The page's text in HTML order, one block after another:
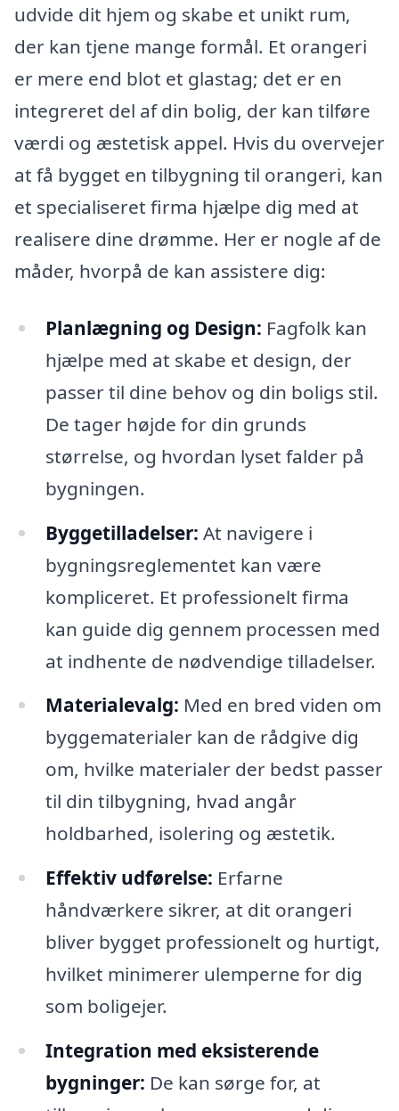
udvide dit hjem og skabe et unikt rum,
der kan tjene mange formål. Et orangeri
er mere end blot et glastag; det er en
integreret del af din bolig, der kan tilføre
værdi og æstetisk appel. Hvis du overvejer
at få bygget en tilbygning til orangeri, kan
et specialiseret firma hjælpe dig med at
realisere dine drømme. Her er nogle af de
måder, hvorpå de kan assistere dig:
Planlægning og Design: Fagfolk kan
hjælpe med at skabe et design, der
passer til dine behov og din boligs stil.
De tager højde for din grunds
størrelse, og hvordan lyset falder på
bygningen.
Byggetilladelser: At navigere i
bygningsreglementet kan være
kompliceret. Et professionelt firma
kan guide dig gennem processen med
at indhente de nødvendige tilladelser.
Materialevalg: Med en bred viden om
byggematerialer kan de rådgive dig
om, hvilke materialer der bedst passer
til din tilbygning, hvad angår
holdbarhed, isolering og æstetik.
Effektiv udførelse: Erfarne
håndværkere sikrer, at dit orangeri
bliver bygget professionelt og hurtigt,
hvilket minimerer ulemperne for dig
som boligejer.
Integration med eksisterende
bygninger: De kan sørge for, at